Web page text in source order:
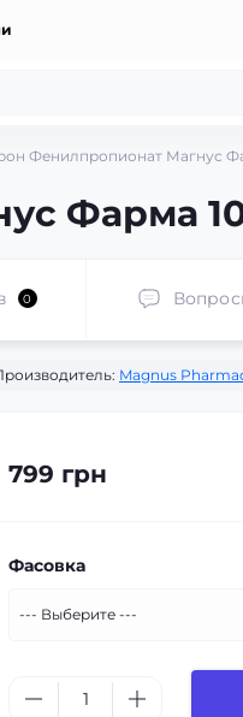
Фенилпропионат Магнус
Фарма
0
Magnus
799 грн
Фасовка